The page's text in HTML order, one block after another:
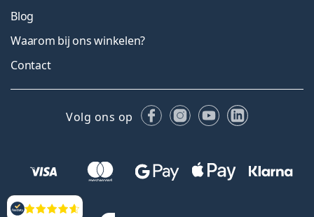
Beoordelingen
Blog
Waarom bij ons winkelen?
Contact
Volg ons op FacebookInstagram
YouTubeLinkedIn